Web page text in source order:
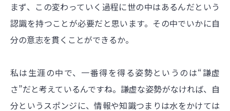
まず、この変わっていく過程に世の中はあるんだという
認識を持つことが必要だと思います。その中でいかに自
分の意志を貫くことができるか。
私は生涯の中で、一番得を得る姿勢というのは“謙虚
さ”だと考えているんですね。謙虚な姿勢がなければ、自
分というスポンジに、情報や知識つまりは水をかけては